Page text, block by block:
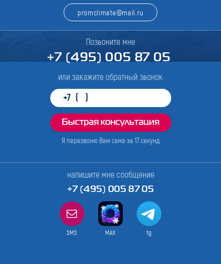
promclimate@mail.ru
Позвоните мне
+7 (495) 005 87 05
или закажите обратный звонок
Я перезвоню Вам сама за 17секунд
напишите мне сообщение
+7 (495) 005 87 05
SMS MAX tg